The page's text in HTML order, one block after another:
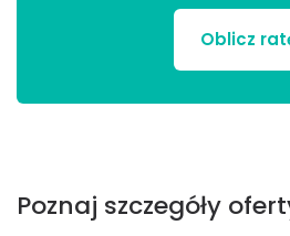
Oblicz
Poznaj szczegóły